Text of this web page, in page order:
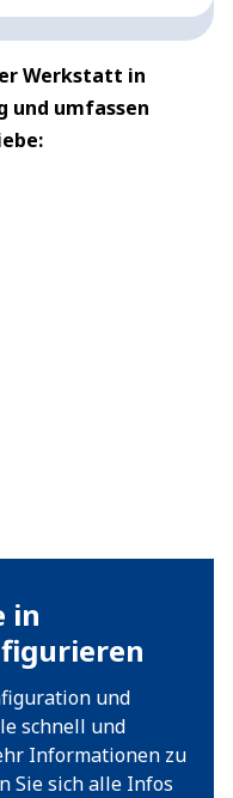
Werkstatt in
und umfassen
in
und
schnell und
Informationen zu
Sie sich alle Infos